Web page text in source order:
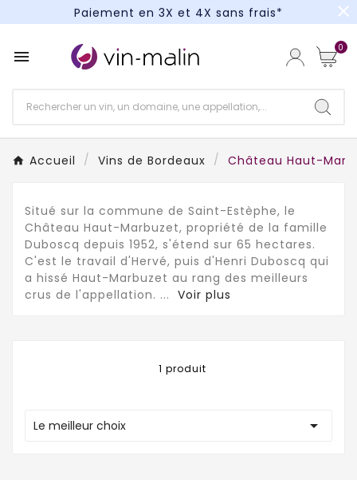
Paiement en 3X et 4X sans frais*
Paiement en 3X et 4X sans frais*
close
 0
Accueil Vins de Bordeaux Château Haut-
Situé sur la commune de Saint-Estèphe, le
Château Haut-Marbuzet, propriété de la famille
Duboscq depuis 1952, s'étend sur 65 hectares.
C'est le travail d'Hervé, puis d'Henri Duboscq qui
a hissé Haut-Marbuzet au rang des meilleurs
crus de l'appellation. ... Voir plus
1 produit
Le meilleur choix 